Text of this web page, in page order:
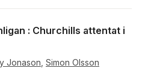
: Churchills attentat i
Jonason Simon Olsson